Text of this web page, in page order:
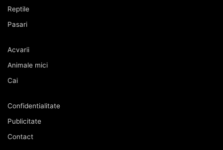
Reptile
Pasari
Acvarii
Animale mici
Cai
Confidentialitate
Publicitate
Contact